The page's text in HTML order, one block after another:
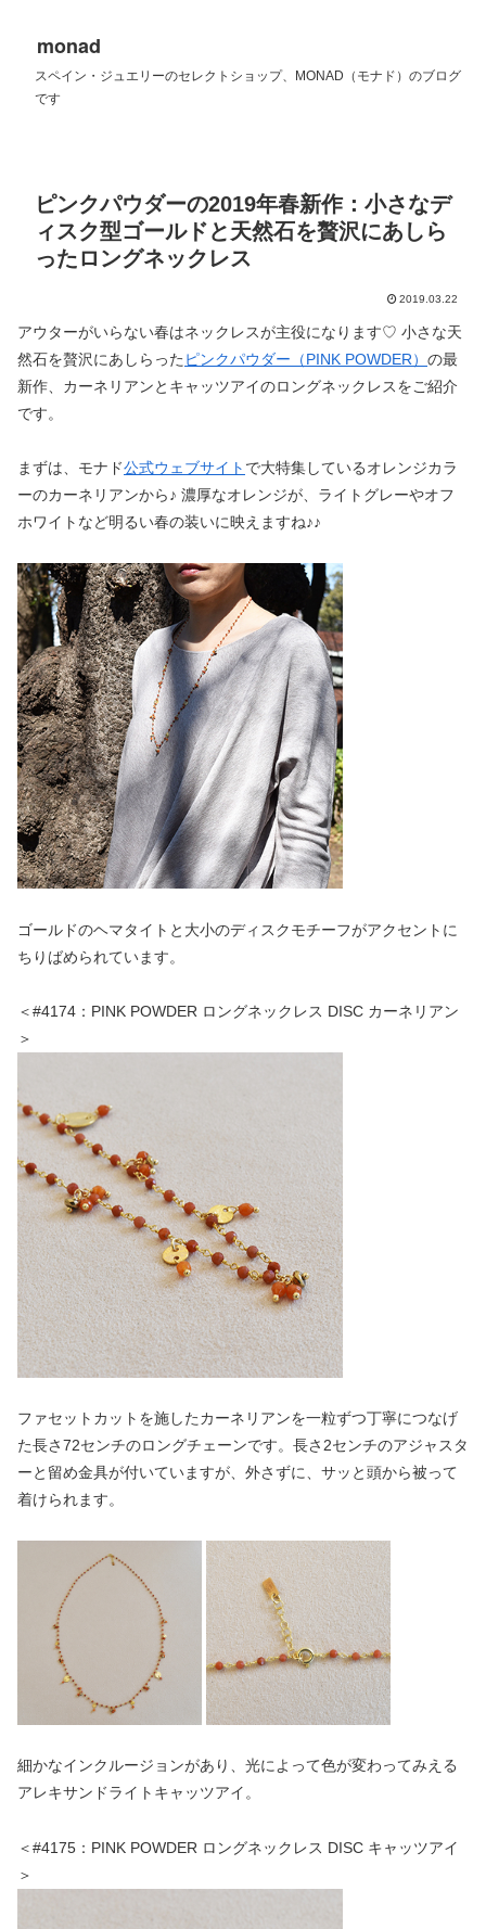
monad
スペイン・ジュエリーのセレクトショップ、MONAD（モナド）のブログ
です
ピンクパウダーの2019年春新作：小さなデ
ィスク型ゴールドと天然石を贅沢にあしら
ったロングネックレス
2019.03.22
アウターがいらない春はネックレスが主役になります♡ 小さな天
然石を贅沢にあしらった ピンクパウダー（PINK POWDER） の最
新作、カーネリアンとキャッツアイのロングネックレスをご紹介
です。
まずは、モナド公式ウェブサイト で大特集しているオレンジカラ
ーのカーネリアンから♪ 濃厚なオレンジが、ライトグレーやオフ
ホワイトなど明るい春の装いに映えますね♪♪
ゴールドのヘマタイトと大小のディスクモチーフがアクセントに
ちりばめられています。
＜#4174：PINK POWDER ロングネックレス DISC カーネリアン
＞
ファセットカットを施したカーネリアンを一粒ずつ丁寧につなげ
た長さ72センチのロングチェーンです。長さ2センチのアジャスタ
ーと留め金具が付いていますが、外さずに、サッと頭から被って
着けられます。
細かなインクルージョンがあり、光によって色が変わってみえる
アレキサンドライトキャッツアイ。
＜#4175：PINK POWDER ロングネックレス DISC キャッツアイ
＞